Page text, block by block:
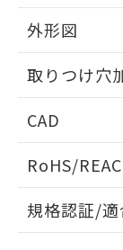
外形図
取りつけ穴
CAD
ドすること
RoHS/
EU RoHS 注
規格認証/
荷製品
欄に対
既に当
してい
り、